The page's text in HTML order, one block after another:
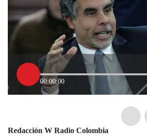
00:00:00
Redacción W Radio Colombia